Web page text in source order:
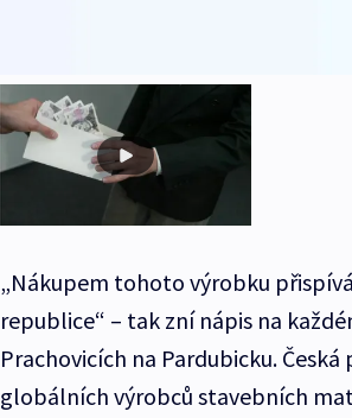
„Nákupem tohoto výrobku
republice“ – tak zní nápis na
Prachovicích na Pardubicku.
globálních výrobců stavebních